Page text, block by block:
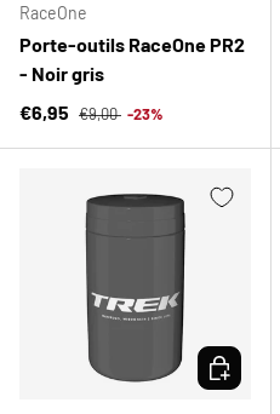
RaceOne
Porte-outils RaceOne PR2
- Noir gris
Prix soldé
€6,95 Prix habituel
€9,00 -23%
CHOISIR